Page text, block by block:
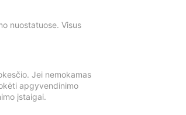
nuostatuose. Visus
Jei nemokamas
apgyvendinimo
įstaigai.